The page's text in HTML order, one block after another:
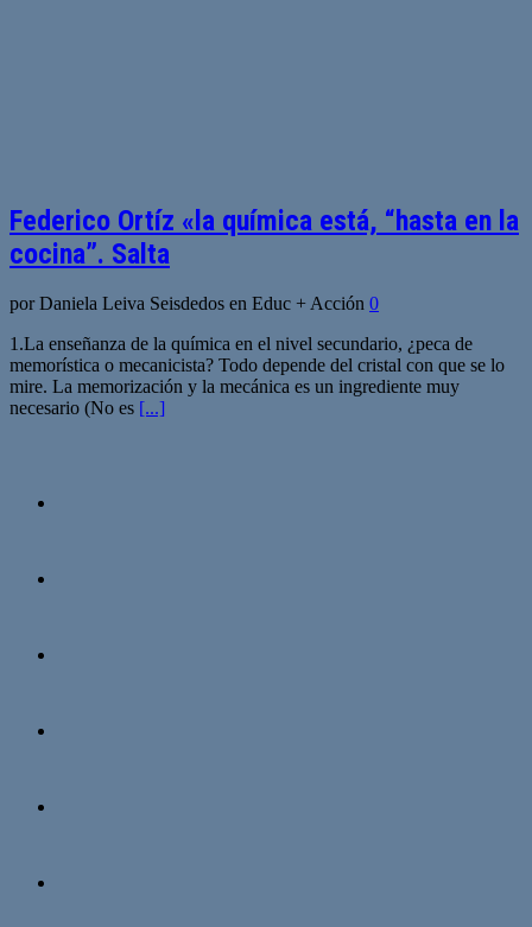
Federico Ortíz «la química está, “hasta en la
cocina”. Salta
por Daniela Leiva Seisdedos en Educ + Acción 0
1.La enseñanza de la química en el nivel secundario, ¿peca de
memorística o mecanicista? Todo depende del cristal con que se lo
mire. La memorización y la mecánica es un ingrediente muy
necesario (No es [...]